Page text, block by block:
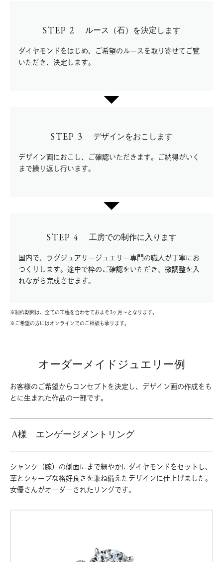
STEP 2 ルース（石）を決定します
ダイヤモンドをはじめ、ご希望のルースを取り寄せてご覧
いただき、決定します。
STEP 3 デザインをおこします
デザイン画におこし、ご確認いただきます。ご納得がいく
まで繰り返し行います。
STEP 4 工房での制作に入ります
国内で、ラグジュアリージュエリー専門の職人が丁寧にお
つくりします。途中で枠のご確認をいただき、微調整を入
れながら完成させます。
制作期間は、全ての工程を合わせておよそ3ヶ月〜となります。
ご希望の方にはオンラインでのご相談も承ります。
オーダーメイドジュエリー例
お客様のご希望からコンセプトを決定し、デザイン画の作成をも
とに生まれた作品の一部です。
A様 エンゲージメントリング
シャンク（腕）の側面にまで細やかにダイヤモンドをセットし、
華とシャープな格好良さを兼ね備えたデザインに仕上げました。
女優さんがオーダーされたリングです。